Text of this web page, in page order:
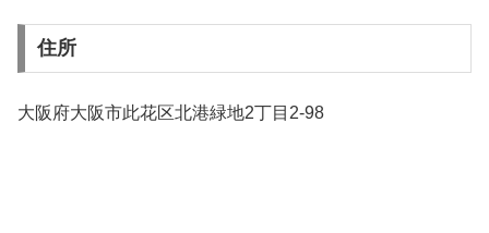
住所
大阪府大阪市此花区北港緑地2丁目2-98